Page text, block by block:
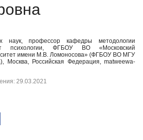
наук, профессор кафедры методологии
психологии, ФГБОУ ВО «Московский
имени М.В. Ломоносова» (ФГБОУ ВО МГУ
Москва, Российская Федерация, matweewa-
29.03.2021